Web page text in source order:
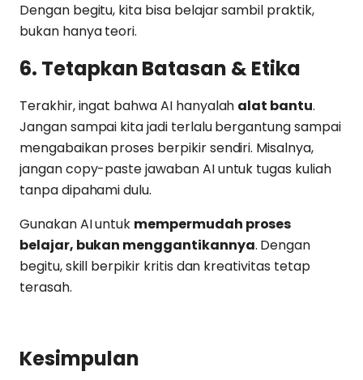
Dengan begitu, kita bisa belajar sambil praktik,
bukan hanya teori.
6. Tetapkan Batasan & Etika
Terakhir, ingat bahwa AI hanyalah alat bantu.
Jangan sampai kita jadi terlalu bergantung sampai
mengabaikan proses berpikir sendiri. Misalnya,
jangan copy-paste jawaban AI untuk tugas kuliah
tanpa dipahami dulu.
Gunakan AI untuk mempermudah proses
belajar, bukan menggantikannya. Dengan
begitu, skill berpikir kritis dan kreativitas tetap
terasah.
Kesimpulan